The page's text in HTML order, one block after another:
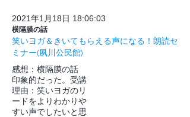
2021年1月18日 18:06:03
横隔膜の話
笑いヨガ＆きいてもらえる声になる！朗読セ
ミナー(夙川公民館)
感想：横隔膜の話
印象的だった。受講
理由：笑いヨガのリ
ードをよりわかりや
すい声でしたいと思